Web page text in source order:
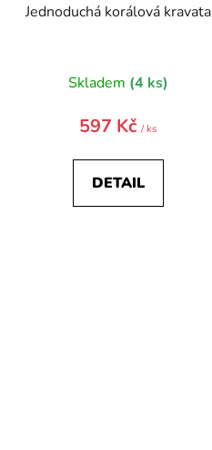
Jednoduchá korálová kravata
Skladem (4 ks)
597 Kč/ ks
DETAIL